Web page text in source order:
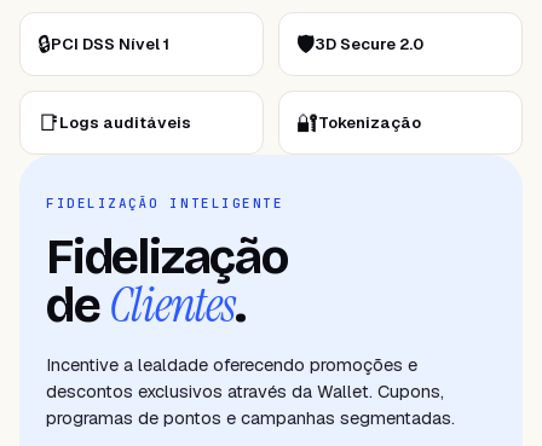
🔒PCI DSS Nível 1 🛡3D Secure 2.0
📑Logs auditáveis 🔐Tokenização
FIDELIZAÇÃO INTELIGENTE
Fidelização
deClientes.
Incentive a lealdade oferecendo promoções e
descontos exclusivos através da Wallet. Cupons,
programas de pontos e campanhas segmentadas.